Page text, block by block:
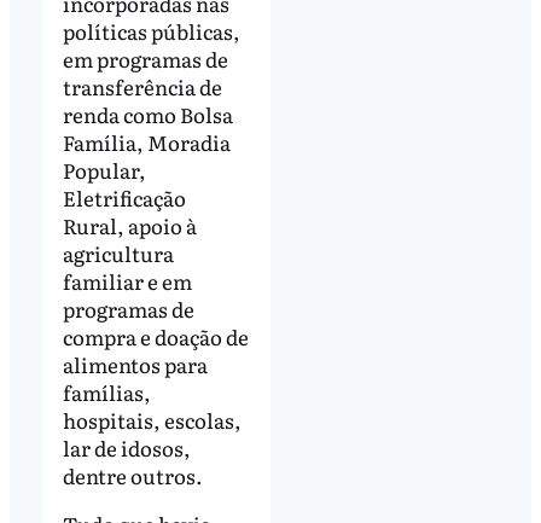
políticas públicas,
em programas de
transferência de
renda como Bolsa
Família, Moradia
Popular,
Eletrificação
Rural, apoio à
agricultura
familiar e em
programas de
compra e doação de
alimentos para
famílias,
hospitais, escolas,
lar de idosos,
dentre outros.